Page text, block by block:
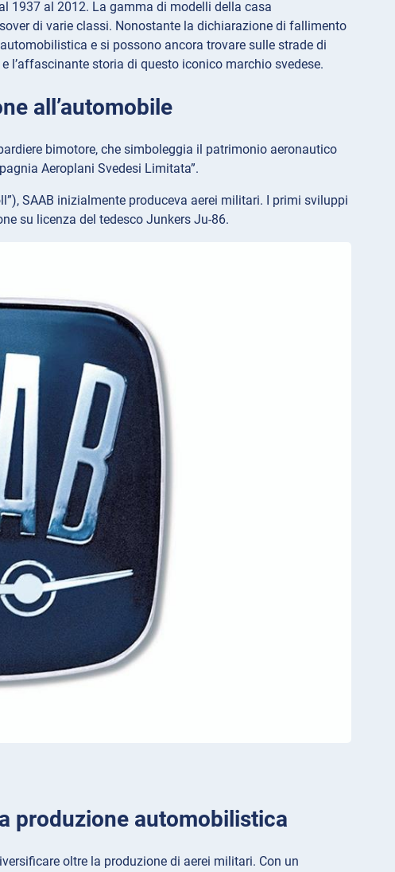
1937 al 2012. La gamma di modelli della casa
di varie classi. Nonostante la dichiarazione di fallimento
e si possono ancora trovare sulle strade di
storia di questo iconico marchio svedese.
all’automobile
bimotore, che simboleggia il patrimonio aeronautico
Aeroplani Svedesi Limitata”.
SAAB inizialmente produceva aerei militari. I primi sviluppi
su licenza del tedesco Junkers Ju-86.
produzione automobilistica
oltre la produzione di aerei militari. Con un